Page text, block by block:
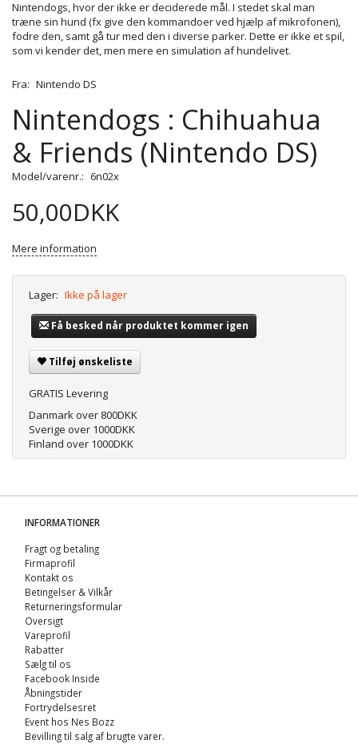
Nintendogs, hvor der ikke er deciderede mål. I stedet skal man
træne sin hund (fx give den kommandoer ved hjælp af mikrofonen),
fodre den, samt gå tur med den i diverse parker. Dette er ikke et spil,
som vi kender det, men mere en simulation af hundelivet.
Fra: Nintendo DS
Nintendogs : Chihuahua
& Friends (Nintendo DS)
Model/varenr.: 6n02x
50,00DKK
Mere information
Lager: Ikke på lager
Få besked når produktet kommer igen
Tilføj ønskeliste
GRATIS Levering
Danmark over 800DKK
Sverige over 1000DKK
Finland over 1000DKK
INFORMATIONER
Fragt og betaling
Firmaprofil
Kontakt os
Betingelser & Vilkår
Returneringsformular
Oversigt
Vareprofil
Rabatter
Sælg til os
Facebook Inside
Åbningstider
Fortrydelsesret
Event hos Nes Bozz
Bevilling til salg af brugte varer.